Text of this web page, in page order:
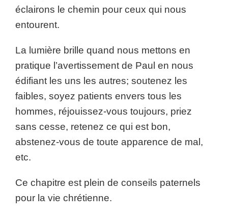
éclairons le chemin pour ceux qui nous
entourent.
La lumière brille quand nous mettons en
pratique l’avertissement de Paul en nous
édifiant les uns les autres; soutenez les
faibles, soyez patients envers tous les
hommes, réjouissez-vous toujours, priez
sans cesse, retenez ce qui est bon,
abstenez-vous de toute apparence de mal,
etc.
Ce chapitre est plein de conseils paternels
pour la vie chrétienne.